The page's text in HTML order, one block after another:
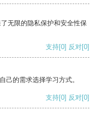
无限的隐私保护和安全性保
支持[0] 反对[0]
己的需求选择学习方式。
支持[0] 反对[0]